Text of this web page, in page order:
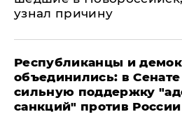
узнал причину
Республиканцы и
объединились: в
сильную поддержку
санкций" против России